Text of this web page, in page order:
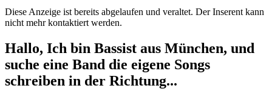
Diese Anzeige ist bereits abgelaufen und veraltet. Der Inserent kann
nicht mehr kontaktiert werden.
Hallo, Ich bin Bassist aus München, und
suche eine Band die eigene Songs
schreiben in der Richtung...